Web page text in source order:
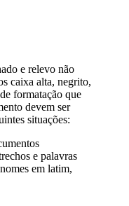
e relevo não
caixa alta, negrito,
formatação que
devem ser
situações:
e palavras
em latim,